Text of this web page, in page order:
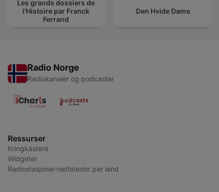
Les grands dossiers de
l'Histoire par Franck
Ferrand
Den Hvide Dame
Radio Norge
Radiokanaler og podcaster
Ressurser
Kringkastere
Widgeter
Radiostasjoner-nettsteder per land